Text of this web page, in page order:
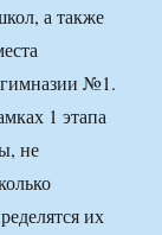
а также
№1.
1 этапа
не
их